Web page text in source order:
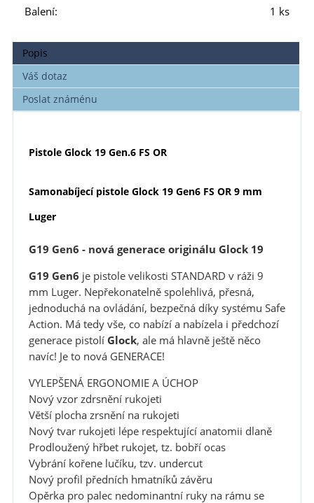
Balení:
1 ks
Popis
Váš dotaz
Poslat známénu
Pistole Glock 19 Gen.6 FS OR
Samonabíjecí pistole Glock 19 Gen6 FS OR 9 mm
Luger
G19 Gen6 - nová generace originálu Glock 19
G19 Gen6 je pistole velikosti STANDARD v ráži 9
mm Luger. Nepřekonatelně spolehlivá, přesná,
jednoduchá na ovládání, bezpečná díky systému Safe
Action. Má tedy vše, co nabízí a nabízela i předchozí
generace pistolí Glock, ale má hlavně ještě něco
navíc! Je to nová GENERACE!
VYLEPŠENÁ ERGONOMIE A ÚCHOP
Nový vzor zdrsnění rukojeti
Větší plocha zrsnění na rukojeti
Nový tvar rukojeti lépe respektující anatomii dlaně
Prodloužený hřbet rukojet, tz. bobří ocas
Vybrání kořene lučíku, tzv. undercut
Nový profil předních hmatníků závěru
Opěrka pro palec nedominantní ruky na rámu se